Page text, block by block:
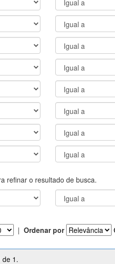
refinar o resultado de busca.
| Ordenar por
de 1.